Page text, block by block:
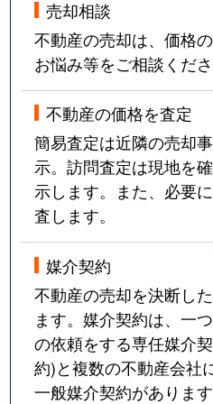
売却相談
不動産の売却は、価格
お悩み等をご相談くださ
不動産の価格を査定
簡易査定は近隣の売却
示。訪問査定は現地を
示します。また、必要
査します。
媒介契約
不動産の売却を決断し
ます。媒介契約は、一
の依頼をする専任媒介
約)と複数の不動産会社
一般媒介契約があります